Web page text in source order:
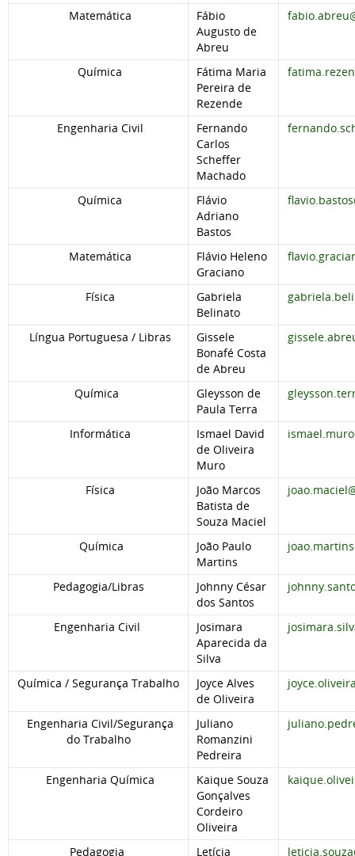
Matemática
Fábio
Augusto de
Abreu
Química
Fátima Maria
Pereira de
Rezende
Engenharia Civil
Fernando
Carlos
Scheffer
Machado
Química
Flávio
Adriano
Bastos
Matemática
Flávio Heleno
Graciano
Física
Gabriela
Belinato
Língua Portuguesa / Libras
Gissele
Bonafé Costa
de Abreu
Química
Gleysson de
Paula Terra
Informática
Ismael David
de Oliveira
Muro
Física
João Marcos
Batista de
Souza Maciel
Química
João Paulo
Martins
Pedagogia/Libras
Johnny César
dos Santos
Engenharia Civil
Josimara
Aparecida da
Silva
Química / Segurança Trabalho
Joyce Alves
de Oliveira
Engenharia Civil/Segurança
do Trabalho
Juliano
Romanzini
Pedreira
Engenharia Química
Kaique Souza
Gonçalves
Cordeiro
Oliveira
Pedagogia Letícia